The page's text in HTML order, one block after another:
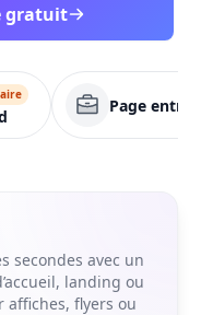
gratuit
Page
secondes avec un
landing ou
affiches, flyers ou